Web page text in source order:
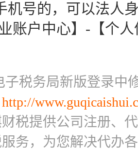
机号的，可以法人
账户中心】-【个
子税务局新版登录中
http://
税提供公司注册、
务，为您解决代办